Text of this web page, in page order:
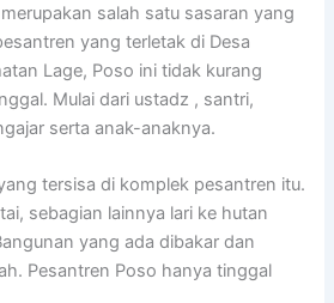
salah satu sasaran yang
yang terletak di Desa
Lage, Poso ini tidak kurang
Mulai dari ustadz , santri,
serta anak-anaknya.
tersisa di komplek pesantren itu.
sebagian lainnya lari ke hutan
yang ada dibakar dan
Pesantren Poso hanya tinggal